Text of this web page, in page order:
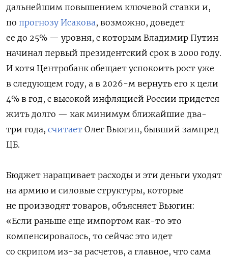
дальнейшим повышением ключевой ставки и,
по прогнозу Исакова, возможно, доведет
ее до 25% — уровня, с которым Владимир Путин
начинал первый президентский срок в 2000 году.
И хотя Центробанк обещает успокоить рост уже
в следующем году, а в 2026-м вернуть его к цели
4% в год, с высокой инфляцией России придется
жить долго — как минимум ближайшие два-
три года, считает Олег Вьюгин, бывший зампред
ЦБ.
Бюджет наращивает расходы и эти деньги уходят
на армию и силовые структуры, которые
не производят товаров, объясняет Вьюгин:
«Если раньше еще импортом как-то это
компенсировалось, то сейчас это идет
со скрипом из-за расчетов, а главное, что сама